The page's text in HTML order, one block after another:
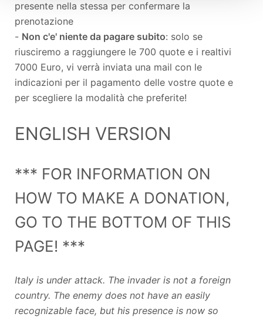
presente nella stessa per confermare la
prenotazione
- Non c'e' niente da pagare subito: solo se
riusciremo a raggiungere le 700 quote e i realtivi
7000 Euro, vi verrà inviata una mail con le
indicazioni per il pagamento delle vostre quote e
per scegliere la modalità che preferite!
ENGLISH VERSION
*** FOR INFORMATION ON
HOW TO MAKE A DONATION,
GO TO THE BOTTOM OF THIS
PAGE! ***
Italy is under attack. The invader is not a foreign
country. The enemy does not have an easily
recognizable face, but his presence is now so